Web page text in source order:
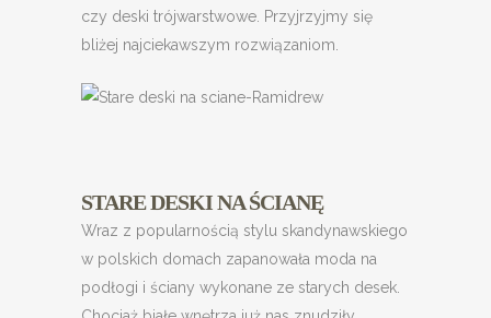
czy deski trójwarstwowe. Przyjrzyjmy się
bliżej najciekawszym rozwiązaniom.
STARE DESKI NA ŚCIANĘ
Wraz z popularnością stylu skandynawskiego
w polskich domach zapanowała moda na
podłogi i ściany wykonane ze starych desek.